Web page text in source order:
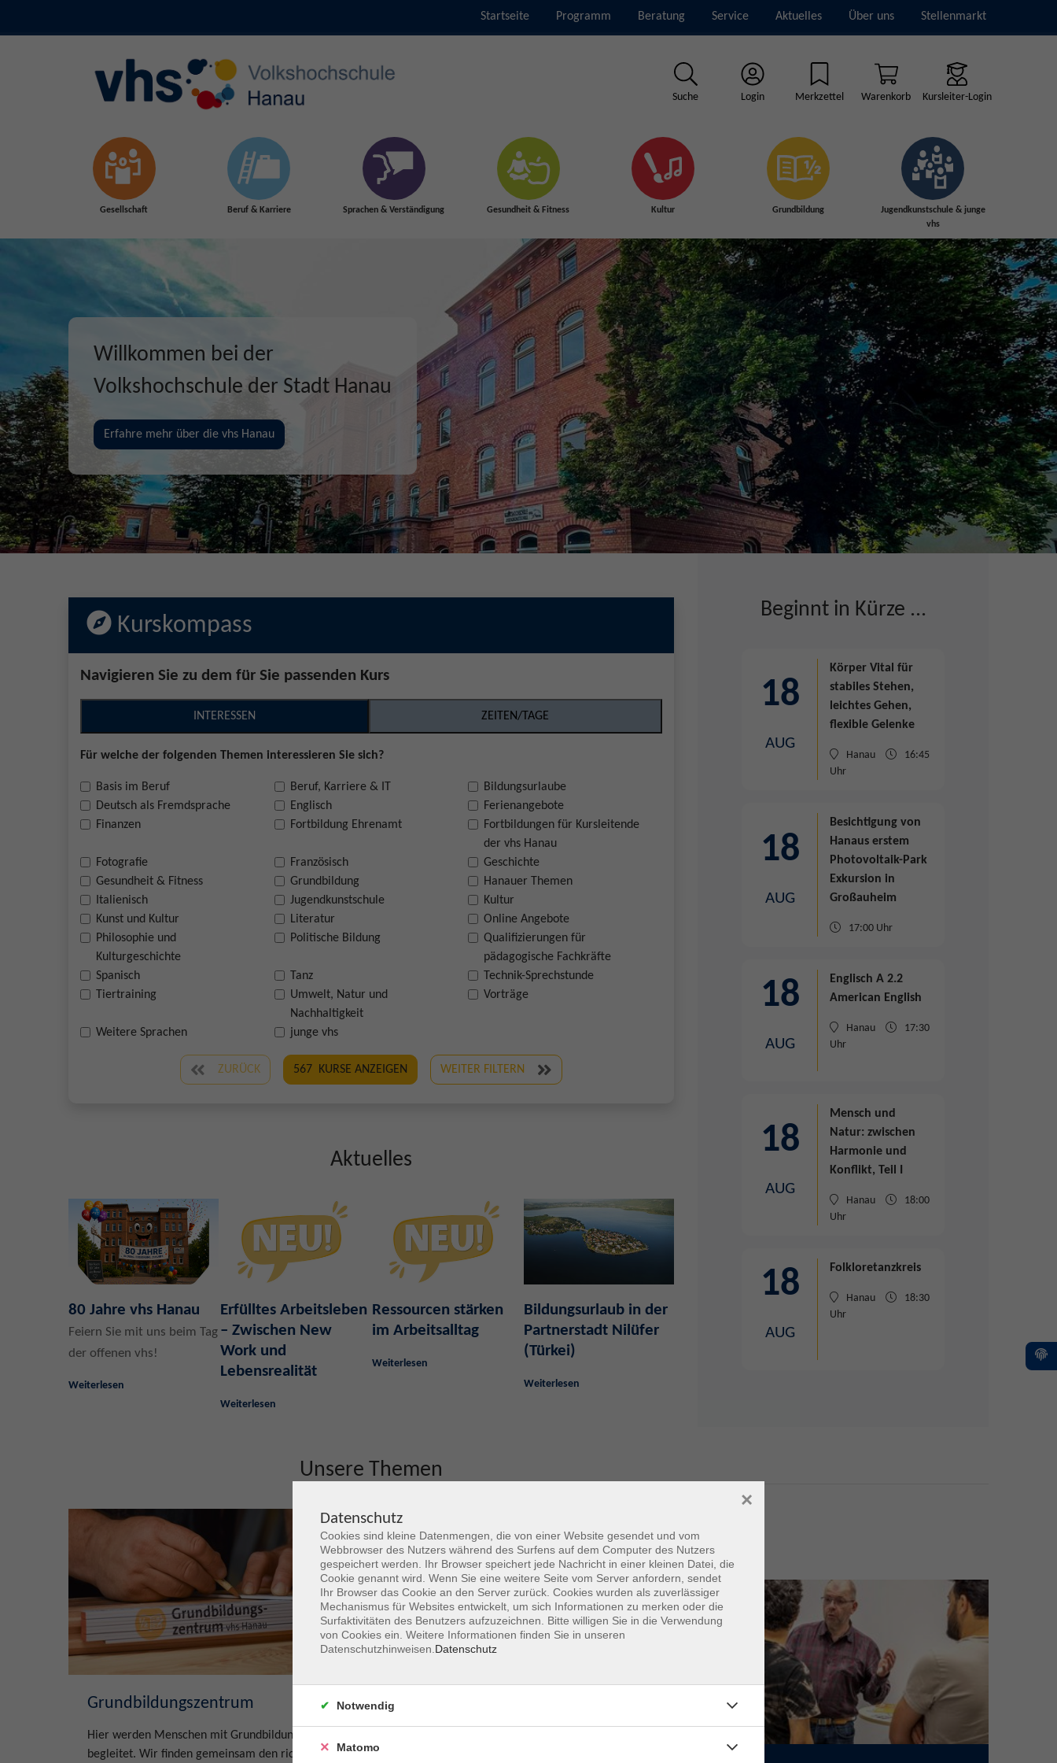
Startseite Programm Beratung Service Aktuelles Über uns Stellenmarkt
Suche Login Merkzettel Warenkorb Kursleiter-Login
Gesellschaft Beruf & Karriere Sprachen & Verständigung Gesundheit & Fitness Kultur Grundbildung
Jugendkunstschule & junge
vhs
Gemeinsam Zukunft entdecken,
erschaffen, erleben
Kurskompass
Navigieren Sie zu dem für Sie passenden Kurs
INTERESSEN ZEITEN/TAGE
Für welche der folgenden Themen interessieren Sie sich?
Basis im Beruf Beruf, Karriere & IT
Bildungsurlaube
Deutsch als Fremdsprache
Englisch
Ferienangebote
Finanzen
Fortbildung Ehrenamt
Fortbildungen für Kursleitende
der vhs Hanau
Fotografie
Französisch
Geschichte
Gesundheit & Fitness
Grundbildung
Hanauer Themen
Italienisch
Jugendkunstschule
Kultur
Kunst und Kultur
Literatur
Online Angebote
Philosophie und
Kulturgeschichte
Politische Bildung
Qualifizierungen für
pädagogische Fachkräfte
Spanisch
Tanz
Technik-Sprechstunde
Tiertraining
Umwelt, Natur und
Nachhaltigkeit
Vorträge
Weitere Sprachen junge vhs
ZURÜCK 567 KURSE ANZEIGEN WEITER FILTERN
Aktuelles
80 Jahre vhs Hanau
Feiern Sie mit uns beim Tag
der offenen vhs!
Weiterlesen
Erfülltes Arbeitsleben
– Zwischen New
Work und
Lebensrealität
Weiterlesen
Ressourcen stärken
im Arbeitsalltag
Weiterlesen
Bildungsurlaub in der
Partnerstadt Nilüfer
(Türkei)
Weiterlesen
Unsere Themen
Grundbildungszentrum
Hier werden Menschen mit Grundbildungsbedarf
begleitet. Wir finden gemeinsam den richtigen
Beginnt in Kürze ...
18
AUG
Körper Vital für
stabiles Stehen,
leichtes Gehen,
flexible Gelenke
Hanau
16:45
Uhr
18
AUG
Besichtigung von
Hanaus erstem
Photovoltaik-Park
Exkursion in
Großauheim
17:00 Uhr
18
AUG
Englisch A 2.2
American English
Hanau
17:30
Uhr
18
AUG
Mensch und
Natur: zwischen
Harmonie und
Konflikt, Teil I
Hanau
18:00
Uhr
18
AUG
Folkloretanzkreis
Hanau
18:30
Uhr
Service
Datenschutz
Cookies sind kleine Datenmengen, die von einer Website gesendet und vom
Webbrowser des Nutzers während des Surfens auf dem Computer des Nutzers
gespeichert werden. Ihr Browser speichert jede Nachricht in einer kleinen Datei, die
Cookie genannt wird. Wenn Sie eine weitere Seite vom Server anfordern, sendet
Ihr Browser das Cookie an den Server zurück. Cookies wurden als zuverlässiger
Mechanismus für Websites entwickelt, um sich Informationen zu merken oder die
Surfaktivitäten des Benutzers aufzuzeichnen. Bitte willigen Sie in die Verwendung
von Cookies ein. Weitere Informationen finden Sie in unseren
Datenschutzhinweisen. Datenschutz
×
Notwendig
Matomo